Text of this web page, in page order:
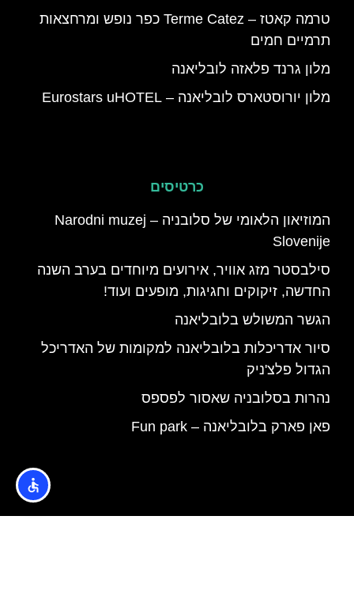
טרמה קאטז – Terme Catez כפר נופש ומרחצאות
תרמיים חמים
מלון גרנד פלאזה לובליאנה
מלון יורוסטארס לובליאנה – Eurostars uHOTEL
כרטיסים
המוזיאון הלאומי של סלובניה – Narodni muzej
Slovenije
סילבסטר מזג אוויר, אירועים מיוחדים בערב השנה
החדשה, זיקוקים וחגיגות, מופעים ועוד!
הגשר המשולש בלובליאנה
סיור אדריכלות בלובליאנה למקומות של האדריכל
הגדול פלצ'ניק
נהרות בסלובניה שאסור לפספס
פאן פארק בלובליאנה – Fun park